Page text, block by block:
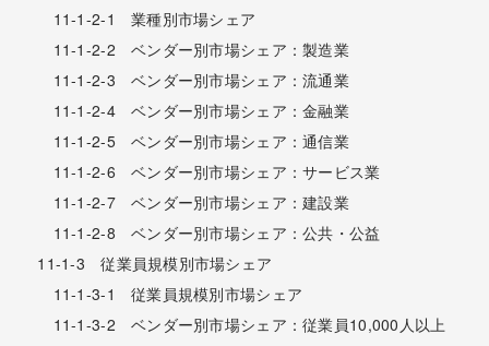
11-1-2-1 業種別市場シェア
11-1-2-2 ベンダー別市場シェア：製造業
11-1-2-3 ベンダー別市場シェア：流通業
11-1-2-4 ベンダー別市場シェア：金融業
11-1-2-5 ベンダー別市場シェア：通信業
11-1-2-6 ベンダー別市場シェア：サービス業
11-1-2-7 ベンダー別市場シェア：建設業
11-1-2-8 ベンダー別市場シェア：公共・公益
11-1-3 従業員規模別市場シェア
11-1-3-1 従業員規模別市場シェア
11-1-3-2 ベンダー別市場シェア：従業員10,000人以上